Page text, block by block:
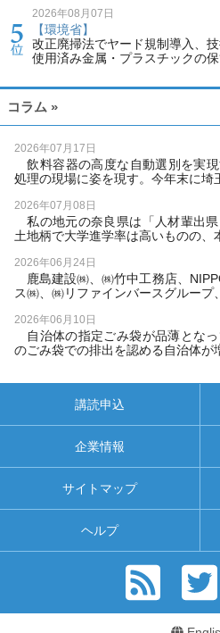
2026年08月07日
【環境省】
改正廃掃法でヤード規制導入、
使用済み金属・プラスチックの
コラム »
2026年07月17日
飲料容器の高度な自動選別を実
処理の現場に姿を現す。今年末に埼
2026年07月08日
私の地元の奈良県は「人材輩出
土地柄で大学進学率は高いものの、
2026年06月24日
鹿島建設㈱、㈱竹中工務店、
ス㈱、㈱リファインバースグループ
2026年06月10日
自治体の指定ごみ袋が品薄とな
のごみ袋での排出を認める自治体が
講読申込
企業情報
サイトマップ
ヘルプ